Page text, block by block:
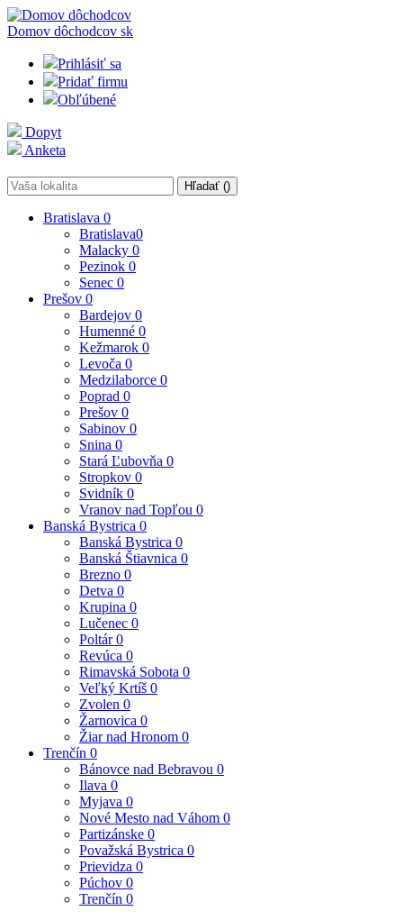
Domov dôchodcov sk
Prihlásiť sa
Pridať firmu
Obľúbené
Dopyt
Anketa
Hľadať ()
Bratislava 0
Bratislava0
Malacky 0
Pezinok 0
Senec 0
Prešov 0
Bardejov 0
Humenné 0
Kežmarok 0
Levoča 0
Medzilaborce 0
Poprad 0
Prešov 0
Sabinov 0
Snina 0
Stará Ľubovňa 0
Stropkov 0
Svidník 0
Vranov nad Topľou 0
Banská Bystrica 0
Banská Bystrica 0
Banská Štiavnica 0
Brezno 0
Detva 0
Krupina 0
Lučenec 0
Poltár0
Revúca 0
Rimavská Sobota 0
Veľký Krtíš 0
Zvolen 0
Žarnovica 0
Žiar nad Hronom 0
Trenčín 0
Bánovce nad Bebravou 0
Ilava 0
Myjava 0
Nové Mesto nad Váhom 0
Partizánske 0
Považská Bystrica 0
Prievidza 0
Púchov 0
Trenčín 0